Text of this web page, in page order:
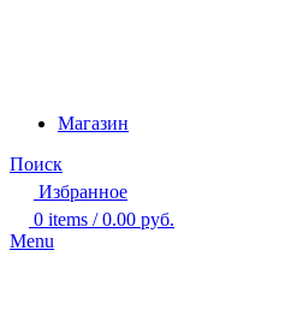
Магазин
Поиск
Избранное
0 items / 0.00 руб.
Menu